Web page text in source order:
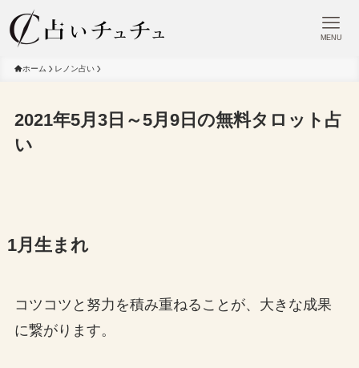
MENU
ホーム レノン占い
2021年5月3日～5月9日の無料タロット占
い
1月生まれ
コツコツと努力を積み重ねることが、大きな成果
に繋がります。